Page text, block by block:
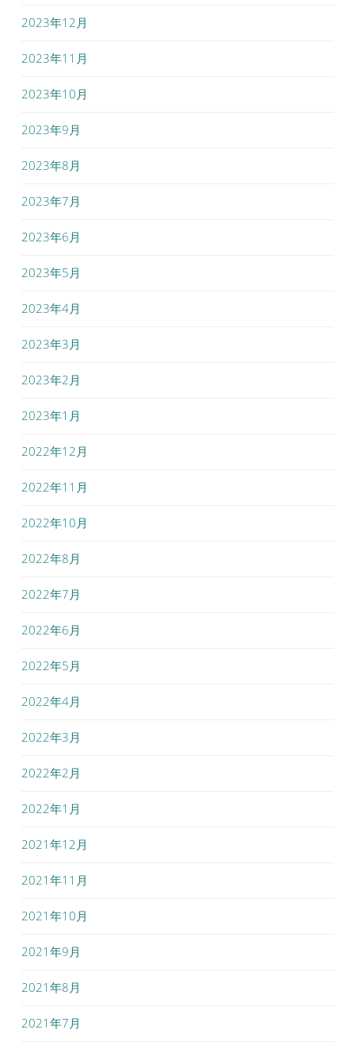
2023年12月
2023年11月
2023年10月
2023年9月
2023年8月
2023年7月
2023年6月
2023年5月
2023年4月
2023年3月
2023年2月
2023年1月
2022年12月
2022年11月
2022年10月
2022年8月
2022年7月
2022年6月
2022年5月
2022年4月
2022年3月
2022年2月
2022年1月
2021年12月
2021年11月
2021年10月
2021年9月
2021年8月
2021年7月